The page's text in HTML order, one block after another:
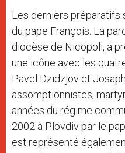
Les derniers préparatifs
du pape François. La
diocèse de Nicopoli, a
une icône avec les
Pavel Dzidzjov et
assomptionnistes,
années du régime
2002 à Plovdiv par le
est représenté